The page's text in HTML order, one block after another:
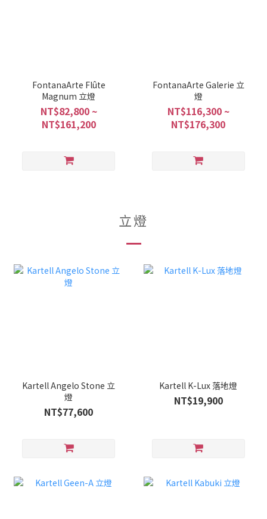
FontanaArte Flûte
Magnum 立燈
NT$82,800 ~
NT$161,200
FontanaArte Galerie 立
燈
NT$116,300 ~
NT$176,300
立燈
Kartell Angelo Stone 立
燈
NT$77,600
Kartell K-Lux 落地燈
NT$19,900